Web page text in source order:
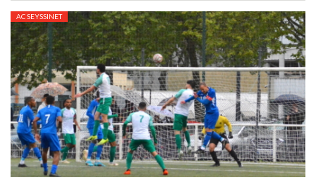
AC SEYSSINET